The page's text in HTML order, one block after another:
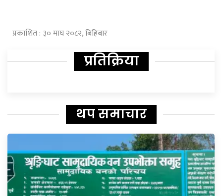
प्रकाशित : ३० माघ २०८२, बिहिबार
प्रतिक्रिया
थप समाचार